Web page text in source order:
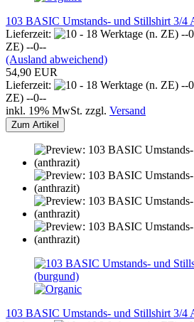
103 BASIC Umstands- und Stillshirt 3/4
Lieferzeit:
ZE) --0--
(Ausland abweichend)
54,90 EUR
Lieferzeit:
ZE) --0--
inkl. 19% MwSt. zzgl. Versand
Zum Artikel
103 BASIC Umstands- und Stillshirt 3/4